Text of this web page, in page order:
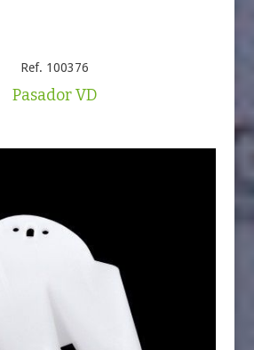
Ref. 100376
Pasador VD